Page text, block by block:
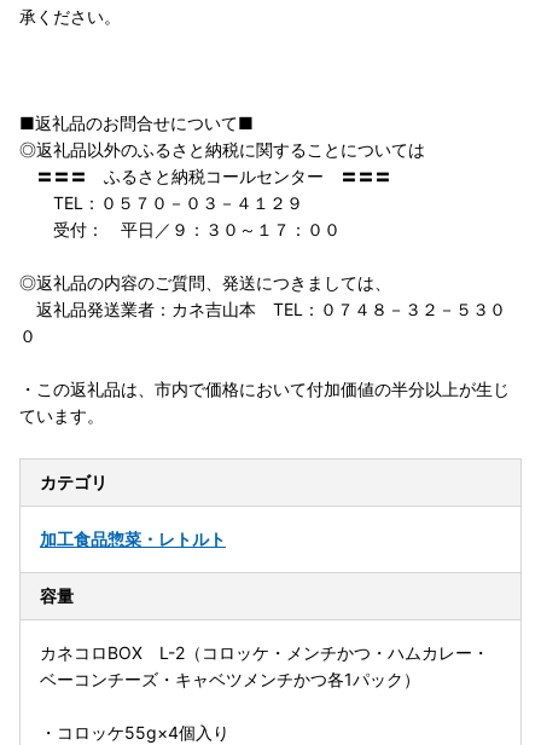
承ください。
■返礼品のお問合せについて■
◎返礼品以外のふるさと納税に関することについては
〓〓〓 ふるさと納税コールセンター 〓〓〓
TEL：０５７０－０３－４１２９
受付： 平日／９：３０～１７：００
◎返礼品の内容のご質問、発送につきましては、
返礼品発送業者：カネ吉山本 TEL：０７４８－３２－５３０
０
・この返礼品は、市内で価格において付加価値の半分以上が生じ
ています。
カテゴリ
加工食品惣菜・レトルト
容量
カネコロBOX L-2（コロッケ・メンチかつ・ハムカレー・
ベーコンチーズ・キャベツメンチかつ各1パック）
・コロッケ55g×4個入り